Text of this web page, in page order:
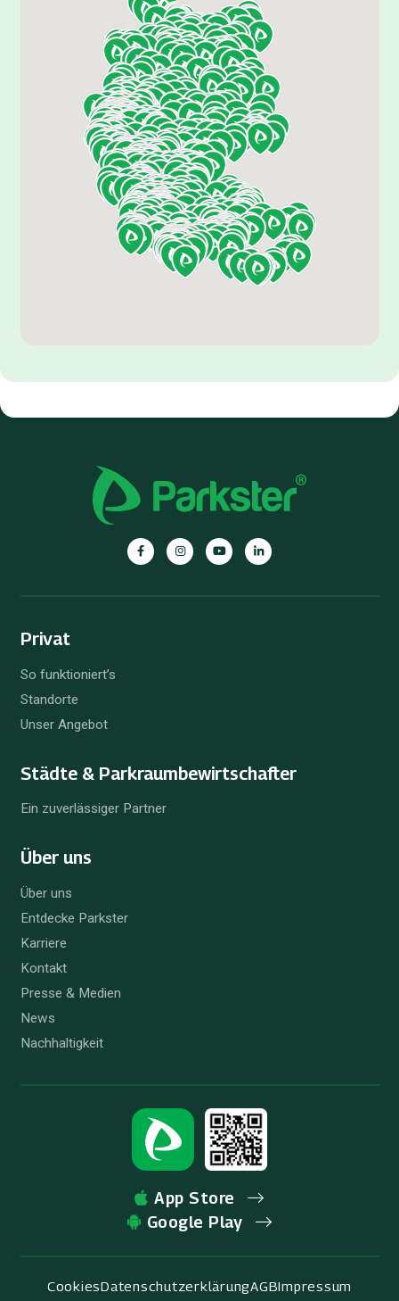
Parkster
auf
Parkster
auf
Parkster
auf
Parkster
auf
Privat
So funktioniert’s
Standorte
Unser Angebot
Städte & Parkraum­bewirtschafter
Ein zuverlässiger Partner
Über uns
Über uns
Entdecke Parkster
Karriere
Kontakt
Presse & Medien
News
Nachhaltigkeit
App Store
Google Play
CookiesDatenschutzerklärungAGBImpressum